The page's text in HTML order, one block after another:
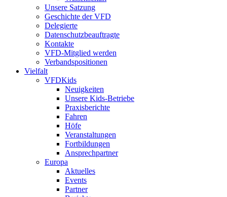
Unsere Satzung
Geschichte der VFD
Delegierte
Datenschutzbeauftragte
Kontakte
VFD-Mitglied werden
Verbandspositionen
Vielfalt
VFDKids
Neuigkeiten
Unsere Kids-Betriebe
Praxisberichte
Fahren
Höfe
Veranstaltungen
Fortbildungen
Ansprechpartner
Europa
Aktuelles
Events
Partner